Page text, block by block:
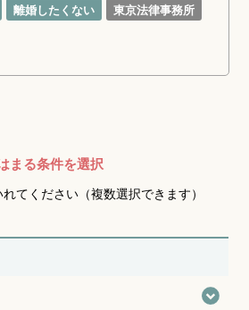
離婚したくない 東京法律事務所
まる条件を選択
れてください（複数選択できます）